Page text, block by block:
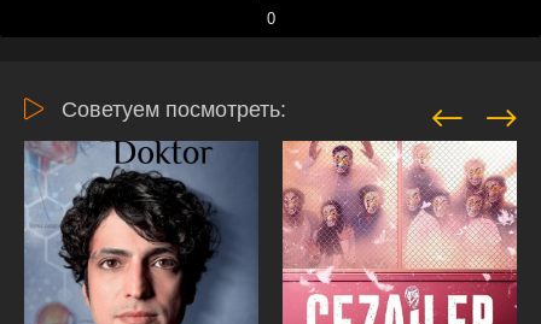
0
Советуем посмотреть: